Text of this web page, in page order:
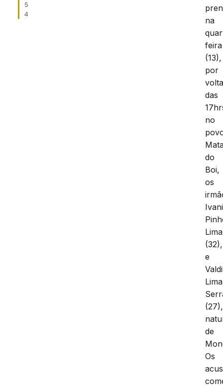
5
4
na
feira
(13),
por
das
no
do
Boi,
os
Lima
(32),
e
Lima
(27),
de
Os